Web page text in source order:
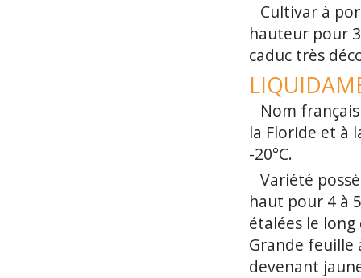
Cultivar à
hauteur pour
caduc très
Nom
la Floride et à
-20°C.
Variété
haut pour 4 à
étalées le
Grande feuille
devenant